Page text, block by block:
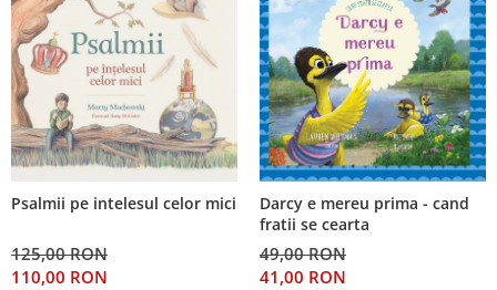
Psalmii pe intelesul celor mici
125,00 RON
110,00 RON
Darcy e mereu prima - cand
fratii se cearta
49,00 RON
41,00 RON